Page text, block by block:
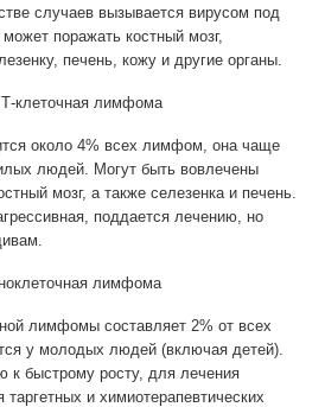
случаев вызывается вирусом под
поражать костный мозг,
печень, кожу и другие органы.
клеточная лимфома
около 4% всех лимфом, она чаще
людей. Могут быть вовлечены
мозг, а также селезенка и печень.
поддается лечению, но
лимфома
лимфомы составляет 2% от всех
у молодых людей (включая детей).
к быстрому росту, для лечения
таргетных и химиотерапевтических